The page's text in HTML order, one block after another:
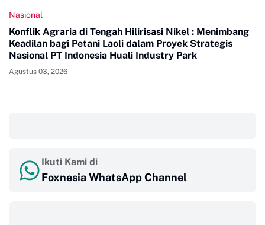
Nasional
Konflik Agraria di Tengah Hilirisasi Nikel : Menimbang
Keadilan bagi Petani Laoli dalam Proyek Strategis
Nasional PT Indonesia Huali Industry Park
Agustus 03, 2026
Ikuti Kami di
Foxnesia WhatsApp Channel